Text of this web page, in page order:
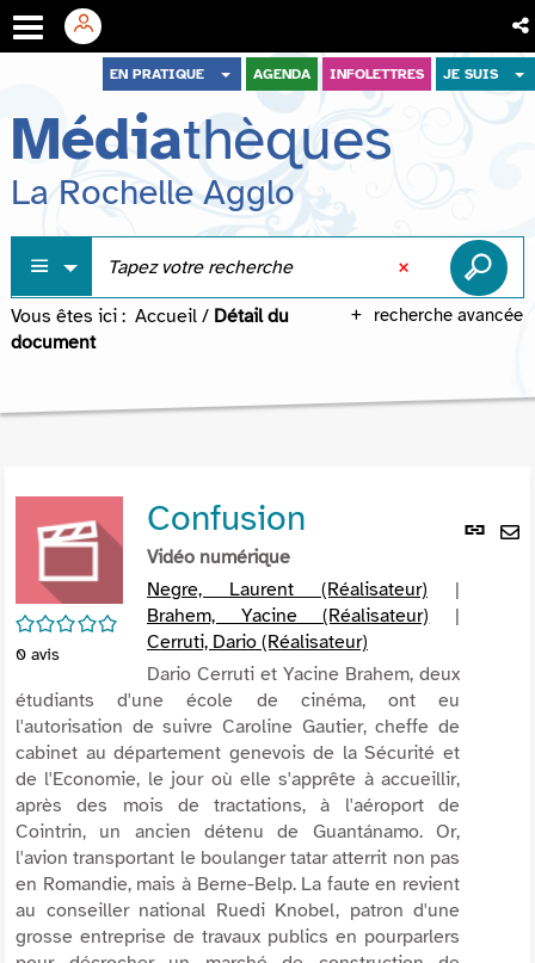
menu
contenu
recherche
EN PRATIQUE AGENDA INFOLETTRES JE SUIS
Médiathèques
La Rochelle Agglo
recherche avancée
Vous êtes ici : Accueil / Détail du
document
Lien
/5
0 avis
Confusion
Vidéo numérique
Negre, Laurent (Réalisateur) |
Brahem, Yacine (Réalisateur) |
Cerruti, Dario (Réalisateur)
Dario Cerruti et Yacine Brahem, deux
étudiants d'une école de cinéma, ont eu
l'autorisation de suivre Caroline Gautier, cheffe de
cabinet au département genevois de la Sécurité et
de l'Economie, le jour où elle s'apprête à accueillir,
après des mois de tractations, à l'aéroport de
Cointrin, un ancien détenu de Guantánamo. Or,
l'avion transportant le boulanger tatar atterrit non pas
en Romandie, mais à Berne-Belp. La faute en revient
au conseiller national Ruedi Knobel, patron d'une
grosse entreprise de travaux publics en pourparlers